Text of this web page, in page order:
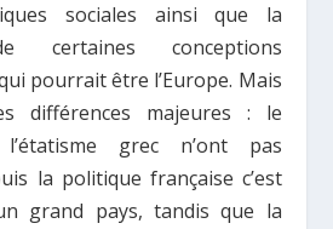
sociales ainsi que la
certaines conceptions
pourrait être l’Europe. Mais
différences majeures : le
grec n’ont pas
la politique française c’est
grand pays, tandis que la